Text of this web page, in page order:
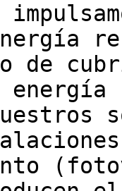
de
energía